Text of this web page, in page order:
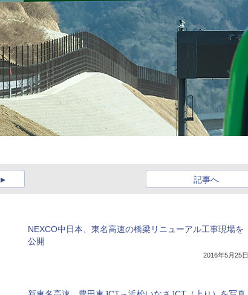
記事へ
NEXCO中日本、東名高速の橋梁リニューアル工事現場を
公開
2016年5月25日